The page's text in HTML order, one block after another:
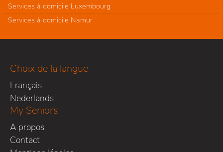
Services à domicile Luxembourg
Services à domicile Namur
Choix de la langue
Français
Nederlands
My Seniors
A propos
Contact